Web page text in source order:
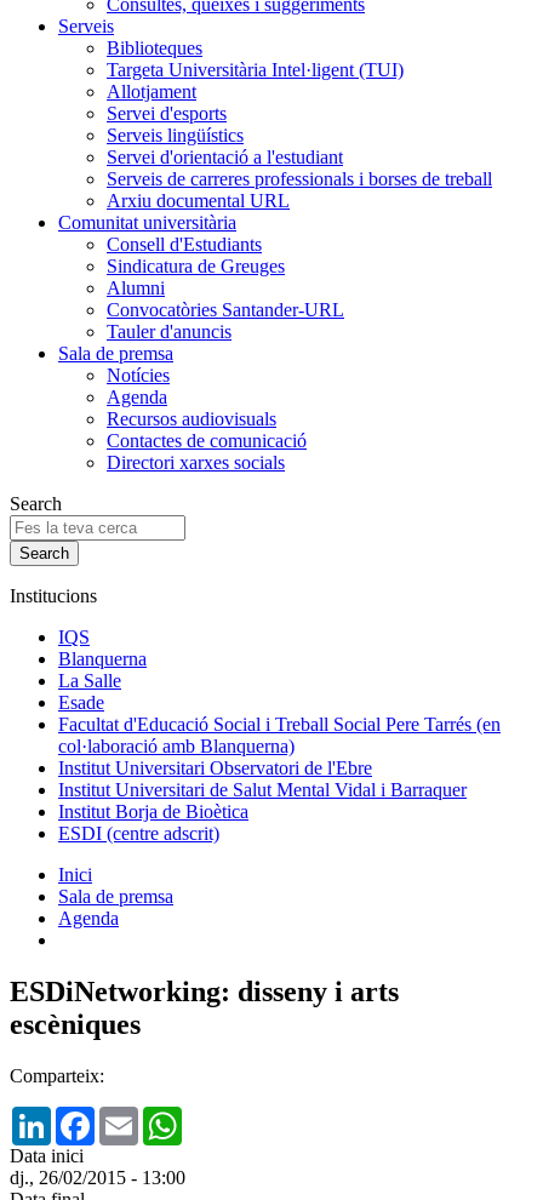
Serveis
Biblioteques
Targeta Universitària Intel·ligent (TUI)
Allotjament
Servei d'esports
Serveis lingüístics
Servei d'orientació a l'estudiant
Serveis de carreres professionals i borses de treball
Arxiu documental URL
Comunitat universitària
Consell d'Estudiants
Sindicatura de Greuges
Alumni
Convocatòries Santander-URL
Tauler d'anuncis
Sala de premsa
Notícies
Agenda
Recursos audiovisuals
Contactes de comunicació
Directori xarxes socials
Search
Institucions
IQS
Blanquerna
La Salle
Esade
Facultat d'Educació Social i Treball Social Pere Tarrés (en
col·laboració amb Blanquerna)
Institut Universitari Observatori de l'Ebre
Institut Universitari de Salut Mental Vidal i Barraquer
Institut Borja de Bioètica
ESDI (centre adscrit)
Inici
Sala de premsa
Agenda
ESDiNetworking: disseny i arts
escèniques
Comparteix:
LinkedInFacebook
Email
Data inici
dj., 26/02/2015 - 13:00